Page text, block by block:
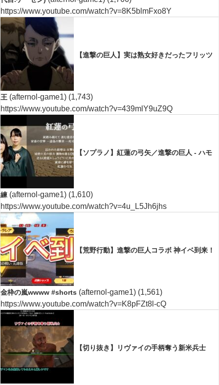
https://www.youtube.com/watch?v=8K5blmFxo8Y
【進撃の巨人】実は熟女好きだったフリッツ
王 (afternol-game1) (1,743)
https://www.youtube.com/watch?v=439mlY9uZ9Q
【ソプラノ】紅蓮の弓矢／進撃の巨人 - ハモ
練 (afternol-game1) (1,610)
https://www.youtube.com/watch?v=4u_L5Jh6jhs
【荒野行動】進撃の巨人コラボ 神イベ到来！
金枠の嵐wwww #shorts (afternol-game1) (1,561)
https://www.youtube.com/watch?v=K8pFZt8l-cQ
【切り抜き】リヴァイの手柄奪う新米兵士